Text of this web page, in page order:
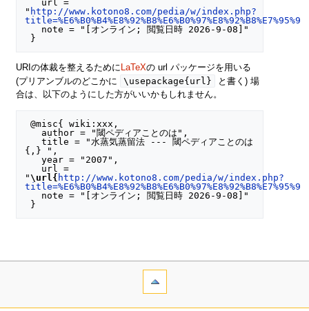
" http://www.kotono8.com/pedia/w/index.php?
URIの体裁を整えるために LaTeXの url パッケージを用いる
(プリアンブルのどこかに
\usepackage{url}
と書く) 場
合は、以下のようにした方がいいかもしれません。
@misc{ wiki:xxx,
   title = "水蒸気蒸留法 --- 閾ペディアことのは
{,} ",
   year = "2007",
"\url{ http://www.kotono8.com/pedia/w/index.php?